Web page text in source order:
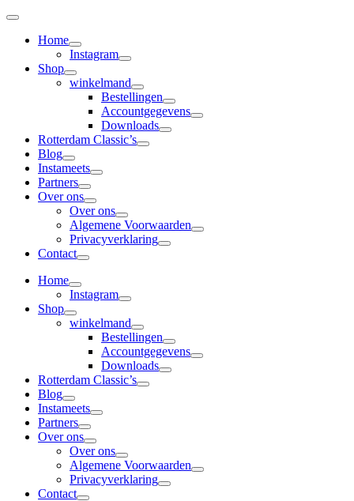
Skip
contentHome
Instagram
Shop
winkelmand
Bestellingen
Accountgegevens
Downloads
Rotterdam Classic’s
Blog
Instameets
Partners
Over ons
Over ons
Algemene Voorwaarden
Privacyverklaring
Contact
Home
Instagram
Shop
winkelmand
Bestellingen
Accountgegevens
Downloads
Rotterdam Classic’s
Blog
Instameets
Partners
Over ons
Over ons
Algemene Voorwaarden
Privacyverklaring
Contact